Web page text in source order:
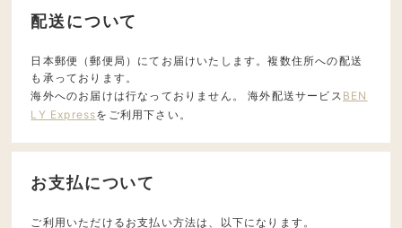
配送について
日本郵便（郵便局）にてお届けいたします。複数住所への配送
も承っております。
海外へのお届けは行なっておりません。 海外配送サービス BEN
LY Expressをご利用下さい。
お支払について
ご利用いただけるお支払い方法は、以下になります。